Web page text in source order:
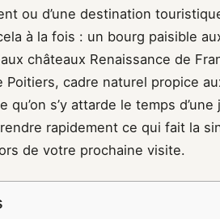
ou d’une destination
à la fois : un bourg paisible
châteaux Renaissance de
Poitiers, cadre naturel propice
s’y attarde le temps
rapidement ce qui fait la
de votre prochaine visite.